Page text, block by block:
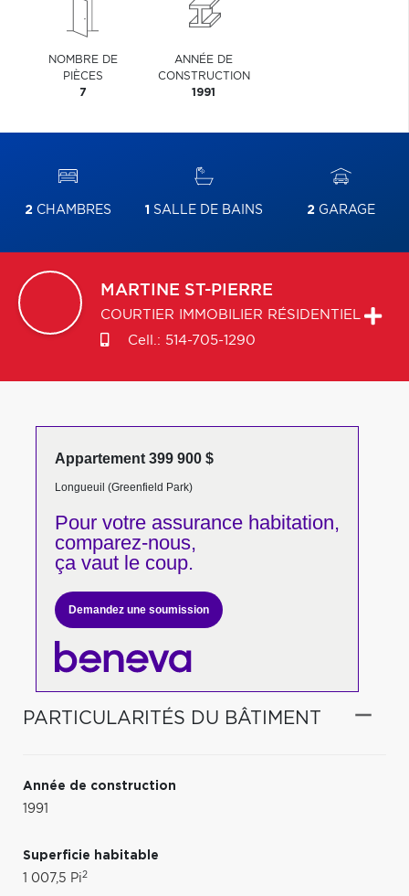
NOMBRE DE
PIÈCES
7
ANNÉE DE
CONSTRUCTION
1991
2 CHAMBRES 1 SALLE DE BAINS 2GARAGE
MARTINE ST-PIERRE
COURTIER IMMOBILIER RÉSIDENTIEL
Cell.: 514-705-1290
Appartement 399 900 $
Longueuil (Greenfield Park)
Pour votreassurance habitation,
comparez-nous,
ça vaut le coup.
Demandez une soumission
PARTICULARITÉS DU BÂTIMENT
Année de construction
1991
Superficie habitable
1 007,5 Pi2